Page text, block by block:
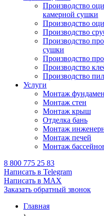
Производство
камерной сушки
Производство
Производство
Производство
сушки
Производство
Производство
Производство
Услуги
Монтаж
Монтаж стен
Монтаж крыш
Отделка бань
Монтаж
Монтаж печей
Монтаж
8 800 775 25 83
Написать в Telegram
Написать в MAX
Заказать обратный звонок
Главная